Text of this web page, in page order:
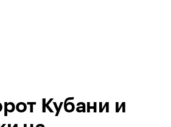
Кубани и